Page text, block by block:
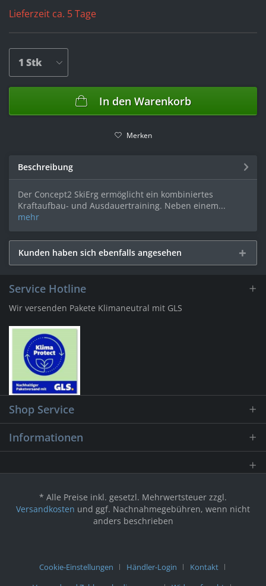
Lieferzeit ca. 5 Tage
In den Warenkorb
Merken
Beschreibung
Der Concept2 SkiErg ermöglicht ein kombiniertes
Kraftaufbau- und Ausdauertraining. Neben einem...
mehr
Kunden haben sich ebenfalls angesehen
Service Hotline
Wir versenden Pakete Klimaneutral mit GLS
Shop Service
Informationen
* Alle Preise inkl. gesetzl. Mehrwertsteuer zzgl.
Versandkosten und ggf. Nachnahmegebühren, wenn nicht
anders beschrieben
Cookie-Einstellungen Händler-Login
Kontakt